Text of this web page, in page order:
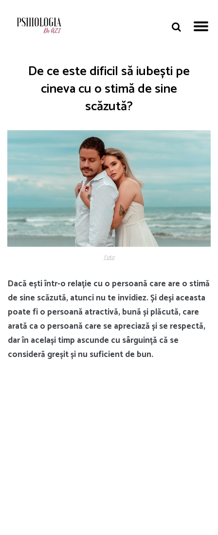
De ce este dificil să iubești pe
cineva cu o stimă de sine
scăzută?
Foto
Dacă ești într-o relație cu o persoană care are o stimă
de sine scăzută, atunci nu te invidiez. Și deși aceasta
poate fi o persoană atractivă, bună și plăcută, care
arată ca o persoană care se apreciază și se respectă,
dar în același timp ascunde cu sârguință că se
consideră greșit și nu suficient de bun.